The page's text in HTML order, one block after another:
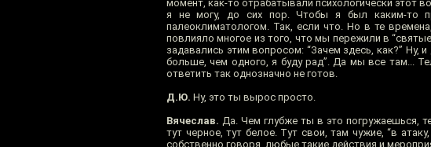
момент, как-то отрабатывали психологически этот
я не могу, до сих пор. Чтобы я был каким-то
палеоклиматологом. Так, если что. Но в те
повлияло многое из того, что мы пережили в
задавались этим вопросом: “Зачем здесь, как?” Ну,
больше, чем одного, я буду рад”. Да мы все там...
ответить так однозначно не готов.
Д.Ю. Ну, это ты вырос просто.
Вячеслав. Да. Чем глубже ты в это погружаешься,
тут черное, тут белое. Тут свои, там чужие, “в
собственно говоря, любые такие действия и